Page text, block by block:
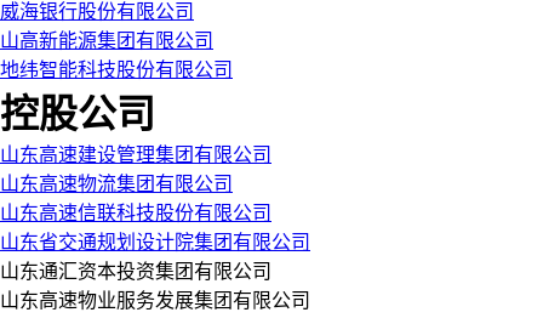
威海银行股份有限公司
山高新能源集团有限公司
地纬智能科技股份有限公司
控股公司
山东高速建设管理集团有限公司
山东高速物流集团有限公司
山东高速信联科技股份有限公司
山东省交通规划设计院集团有限公司
山东通汇资本投资集团有限公司
山东高速物业服务发展集团有限公司